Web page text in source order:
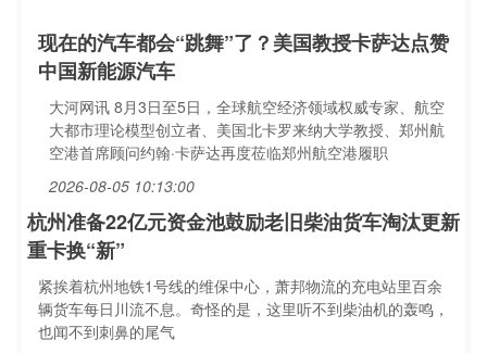
现在的汽车都会“跳舞”了？美国教授卡萨达点赞
中国新能源汽车
大河网讯 8月3日至5日，全球航空经济领域权威专家、航空
大都市理论模型创立者、美国北卡罗来纳大学教授、郑州航
空港首席顾问约翰·卡萨达再度莅临郑州航空港履职
2026-08-05 10:13:00
杭州准备22亿元资金池鼓励老旧柴油货车淘汰更新
重卡换“新”
紧挨着杭州地铁1号线的维保中心，萧邦物流的充电站里百余
辆货车每日川流不息。奇怪的是，这里听不到柴油机的轰鸣，
也闻不到刺鼻的尾气